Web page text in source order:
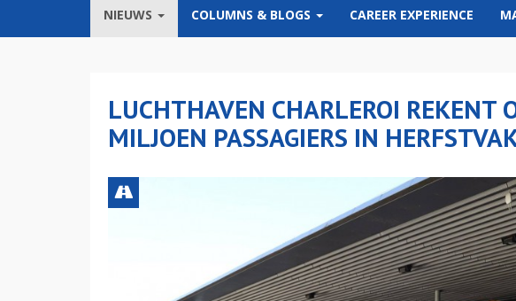
NIEUWS COLUMNS & BLOGS CAREER EXPERIENCE
LUCHTHAVEN CHARLEROI REKENT
MILJOEN PASSAGIERS IN